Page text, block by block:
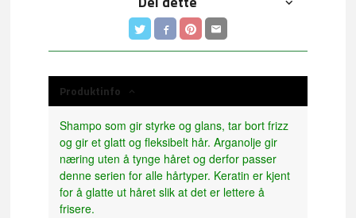
Produktinfo
Shampo som gir styrke og glans, tar bort frizz
og gir et glatt og fleksibelt hår. Arganolje gir
næring uten å tynge håret og derfor passer
denne serien for alle hårtyper. Keratin er kjent
for å glatte ut håret slik at det er lettere å
frisere.